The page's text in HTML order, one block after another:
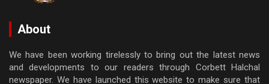
About
We have been working tirelessly to bring out the latest news
and developments to our readers through Corbett Halchal
newspaper. We have launched this website to make sure that